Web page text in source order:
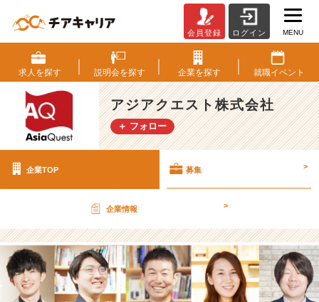
ジ
ア
ク
エ
ト
社
の
用/
求
人
【グ
会員登録 ログイン MENU
求人を探す 説明会を探す 企業を探す 就職イベント
アジアクエスト株式会社
＋ フォロー
企業TOP 募集 >
企業情報 >